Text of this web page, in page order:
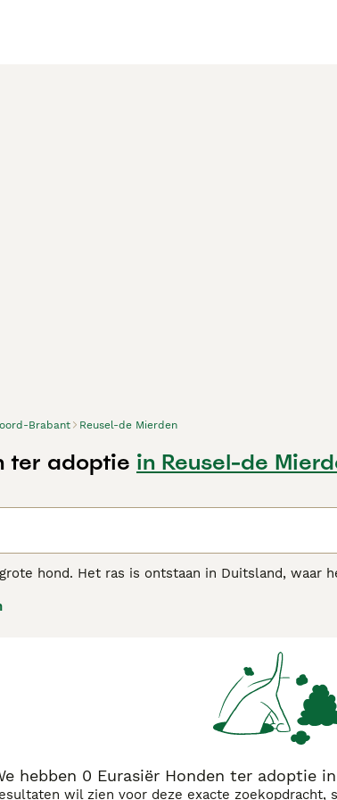
Brabant Reusel-de Mierden
ter adoptie in Reusel-de
hond. Het ras is ontstaan in Duitsland,
reputatie opgebouwd als rustige en makkelijk
voor informatie over dit hondenras.
hebben 0 Eurasiër Honden ter adoptie
wil zien voor deze exacte zoekopdracht,